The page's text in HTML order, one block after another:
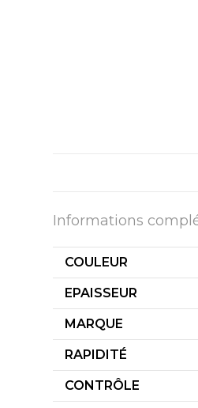
Informations
COULEUR
EPAISSEUR
MARQUE
RAPIDITÉ
CONTRÔLE